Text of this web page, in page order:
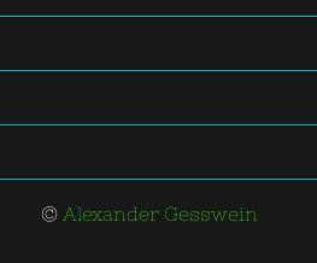
© Alexander Gesswein